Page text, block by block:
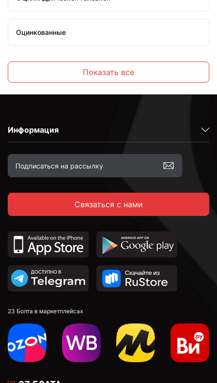
Оцинкованные
Высокопрочные
С полной резьбой
С неполной резьбой
DIN 912 с внутренним шестигранником и
цилиндрической головкой
DIN 7991 c потайной головкой и внутренним
шестигранником
DIN 913 установочные с внутренним шестигранником
к.п. 4,8
Показать все
Информация
Связаться с нами
23 Болта в маркетплейсах